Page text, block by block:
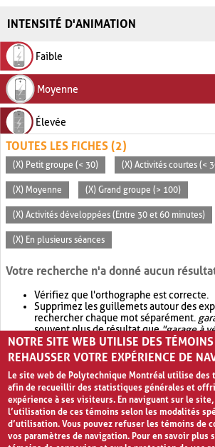
INTENSITÉ D'ANIMATION
Faible
Moyenne
Élevée
TOUTES LES FICHES (2)
(X) Petit groupe (< 30) (X) Activités courtes (<
(X) Moyenne (X) Grand groupe (> 100)
(X) Activités développées (Entre 30 et 60 minutes)
(X) En plusieurs séances
Votre recherche n'a donné aucun
Vérifiez que l'orthographe est correcte.
Supprimez les guillemets autour des
rechercher chaque mot séparément.
souvent plus de résultat que"garage à
Envisagez d'élargir votre recherche avec
retournera souvent plus de résultat que
NOTRE SITE WEB UTILISE DES
REHAUSSER VOTRE EXPÉRIENCE DE
Le site web de Polytechnique Montréal utilise des
afin de recueillir des statistiques générales et
expérience à ses visiteurs. En naviguant sur le
l’utilisation de ces témoins selon les modalités
d’utilisation. Vous pouvez refuser les témoins de
vos paramètres de navigation. Pour en savoir plus